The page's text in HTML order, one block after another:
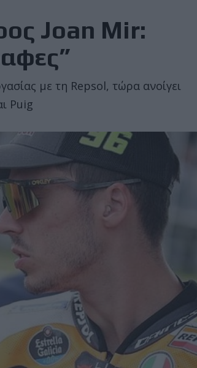
Joan Mir:
με τη Repsol, τώρα ανοίγει
Puig